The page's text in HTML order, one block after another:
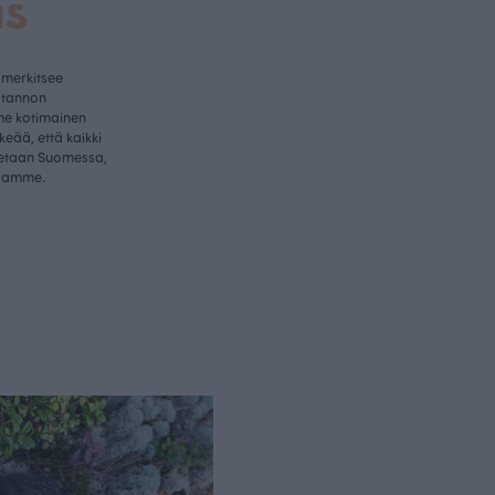
kotimainen
että kaikki
Suomessa,